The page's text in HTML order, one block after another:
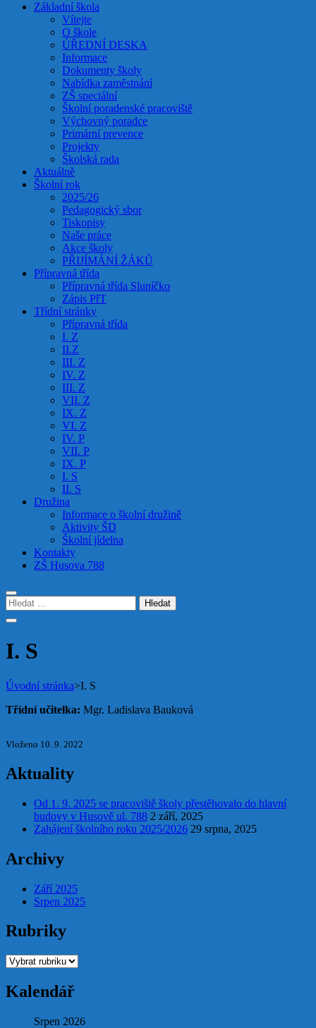
Základní škola
Vítejte
O škole
ÚŘEDNÍ DESKA
Informace
Dokumenty školy
Nabídka zaměstnání
ZŠ speciální
Školní poradenské pracoviště
Výchovný poradce
Primární prevence
Projekty
Školská rada
Aktuálně
Školní rok
2025/26
Pedagogický sbor
Tiskopisy
Naše práce
Akce školy
PŘIJÍMÁNÍ ŽÁKŮ
Přípravná třída
Přípravná třída Sluníčko
Zápis PřT
Třídní stránky
Přípravná třída
I. Z
II.Z
III. Z
IV. Z
III. Z
VII. Z
IX. Z
VI. Z
IV. P
VII. P
IX. P
I. S
II. S
Družina
Informace o školní družině
Aktivity ŠD
Školní jídelna
Kontakty
ZŠ Husova 788
Vyhledávání
I. S
Úvodní stránka>I. S
Třídní učitelka: Mgr. Ladislava Bauková
Vloženo 10. 9. 2022
Aktuality
Od 1. 9. 2025 se pracoviště školy přestěhovalo do hlavní
budovy v Husově ul. 788 2 září, 2025
Zahájení školního roku 2025/2026 29 srpna, 2025
Archivy
Září 2025
Srpen 2025
Rubriky
Rubriky
Kalendář
Srpen 2026